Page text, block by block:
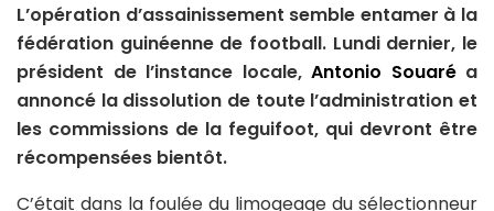
L’opération d’assainissement semble entamer à la
fédération guinéenne de football. Lundi dernier, le
président de l’instance locale, Antonio Souaréa
annoncé la dissolution de toute l’administration et
les commissions de la feguifoot, qui devront être
récompensées bientôt.
C’était dans la foulée du limogeage du sélectionneur